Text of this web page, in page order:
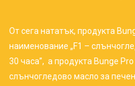
От сега нататък, продукта
наименование „F1 –
30 часа”, a продукта Bunge
слънчогледово масло за